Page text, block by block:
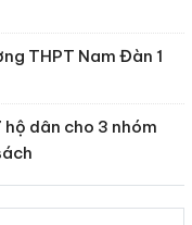
THPT Nam Đàn 1
dân cho 3 nhóm